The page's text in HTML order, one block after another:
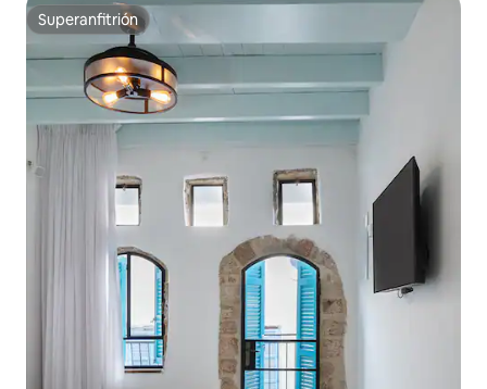
Superanfitrión
Superanfitrión